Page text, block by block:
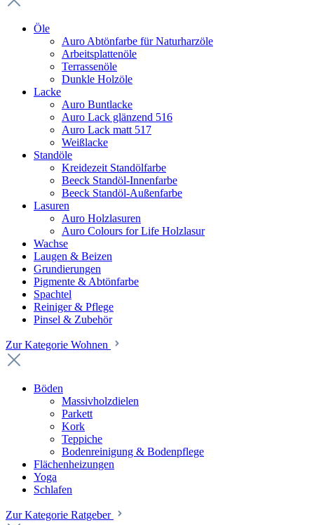
Öle
Auro Abtönfarbe für Naturharzöle
Arbeitsplattenöle
Terrassenöle
Dunkle Holzöle
Lacke
Auro Buntlacke
Auro Lack glänzend 516
Auro Lack matt 517
Weißlacke
Standöle
Kreidezeit Standölfarbe
Beeck Standöl-Innenfarbe
Beeck Standöl-Außenfarbe
Lasuren
Auro Holzlasuren
Auro Colours for Life Holzlasur
Wachse
Laugen & Beizen
Grundierungen
Pigmente & Abtönfarbe
Spachtel
Reiniger & Pflege
Pinsel & Zubehör
Zur Kategorie Wohnen
Böden
Massivholzdielen
Parkett
Kork
Teppiche
Bodenreinigung & Bodenpflege
Flächenheizungen
Yoga
Schlafen
Zur Kategorie Ratgeber